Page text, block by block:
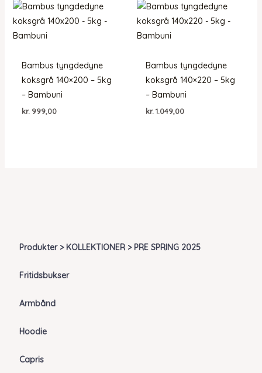
Produkter > KOLLEKTIONER > PRE SPRING 2025
Fritidsbukser
Armbånd
Hoodie
Capris
Bambus tyngdedyne
koksgrå 140×200 – 5kg
– Bambuni
kr.999,00
Bambus tyngdedyne
koksgrå 140×220 – 5kg
– Bambuni
kr.1.049,00